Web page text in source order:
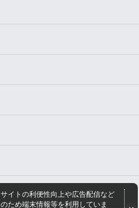
サイトの利便性向上や広告配信など
のため端末情報等を利用していま